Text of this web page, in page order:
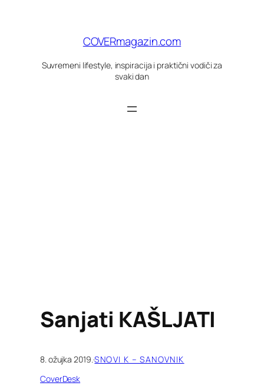
COVERmagazin.com
Suvremeni lifestyle, inspiracija i praktični vodiči za
svaki dan
Sanjati KAŠLJATI
8. ožujka 2019. ·SNOVI K – SANOVNIK
CoverDesk